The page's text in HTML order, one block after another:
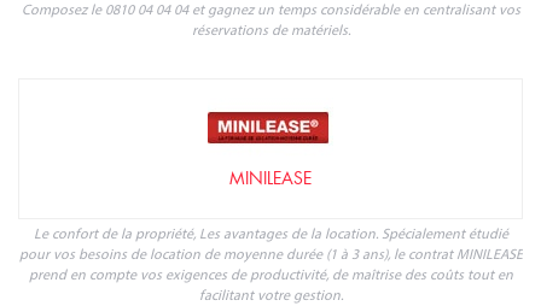
Composez le 0810 04 04 04 et gagnez un temps considérable en centralisant vos
réservations de matériels.
MINILEASE
Le confort de la propriété, Les avantages de la location. Spécialement étudié
pour vos besoins de location de moyenne durée (1 à 3 ans), le contrat MINILEASE
prend en compte vos exigences de productivité, de maîtrise des coûts tout en
facilitant votre gestion.